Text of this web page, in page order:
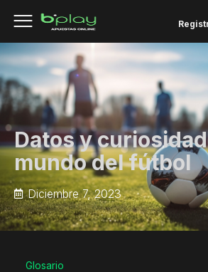
Datos y
mundo del fútbol
Diciembre 7, 2023
Glosario